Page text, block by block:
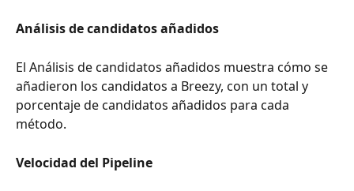
Análisis de candidatos añadidos
El Análisis de candidatos añadidos muestra cómo se
añadieron los candidatos a Breezy, con un total y
porcentaje de candidatos añadidos para cada
método.
Velocidad del Pipeline